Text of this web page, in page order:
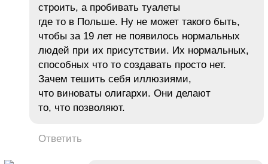
строить, а пробивать туалеты
где то в Польше. Ну не может такого быть,
чтобы за 19 лет не появилось нормальных
людей при их присутствии. Их нормальных,
способных что то создавать просто нет.
Зачем тешить себя иллюзиями,
что виноваты олигархи. Они делают
то, что позволяют.
Ответить